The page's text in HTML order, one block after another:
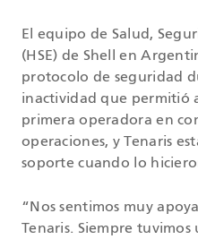
El equipo de Salud,
(HSE) de Shell en
protocolo de seguridad
inactividad que permitió
primera operadora en
operaciones, y Tenaris
soporte cuando lo
“Nos sentimos muy
Tenaris. Siempre